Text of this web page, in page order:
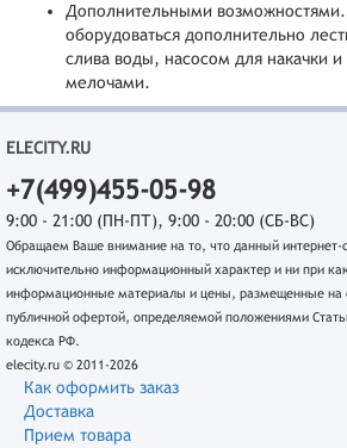
Дополнительными
оборудоваться дополнительно
слива воды, насосом для накачки
мелочами.
ELECITY.RU
+7(499)455-05-98
9:00 - 21:00 (ПН-ПТ), 9:00 - 20:00 (СБ-ВС)
Обращаем Ваше внимание на то, что данный интернет-
исключительно информационный характер и ни при
информационные материалы и цены, размещенные на
публичной офертой, определяемой положениями
кодекса РФ.
elecity.ru © 2011-2026
Как оформить заказ
Доставка
Прием товара